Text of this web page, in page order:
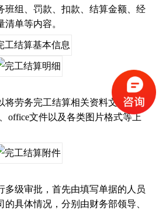
班组、罚款、扣款、结算金额、经
清单等内容。
劳务完工结算相关资料文件上传
office文件以及各类图片格式等上
级审批，首先由填写单据的人员
具体情况，分别由财务部领导、